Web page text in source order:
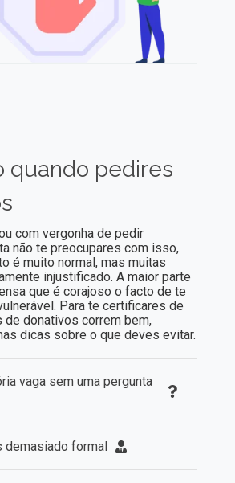
quando pedires
com vergonha de pedir
não te preocupares com isso,
é muito normal, mas muitas
injustificado. A maior parte
que é corajoso o facto de te
Para te certificares de
donativos correm bem,
dicas sobre o que deves evitar.
vaga sem uma pergunta
demasiado formal